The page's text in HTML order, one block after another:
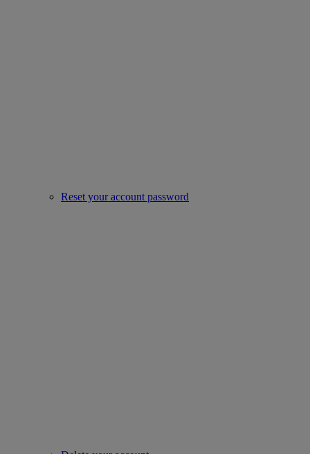
Reset your account password